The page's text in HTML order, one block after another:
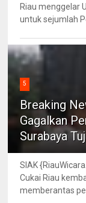
Riau menggelar
untuk sejumlah
5
Breaking
Gagalkan
Surabaya
SIAK
Cukai Riau
memberantas